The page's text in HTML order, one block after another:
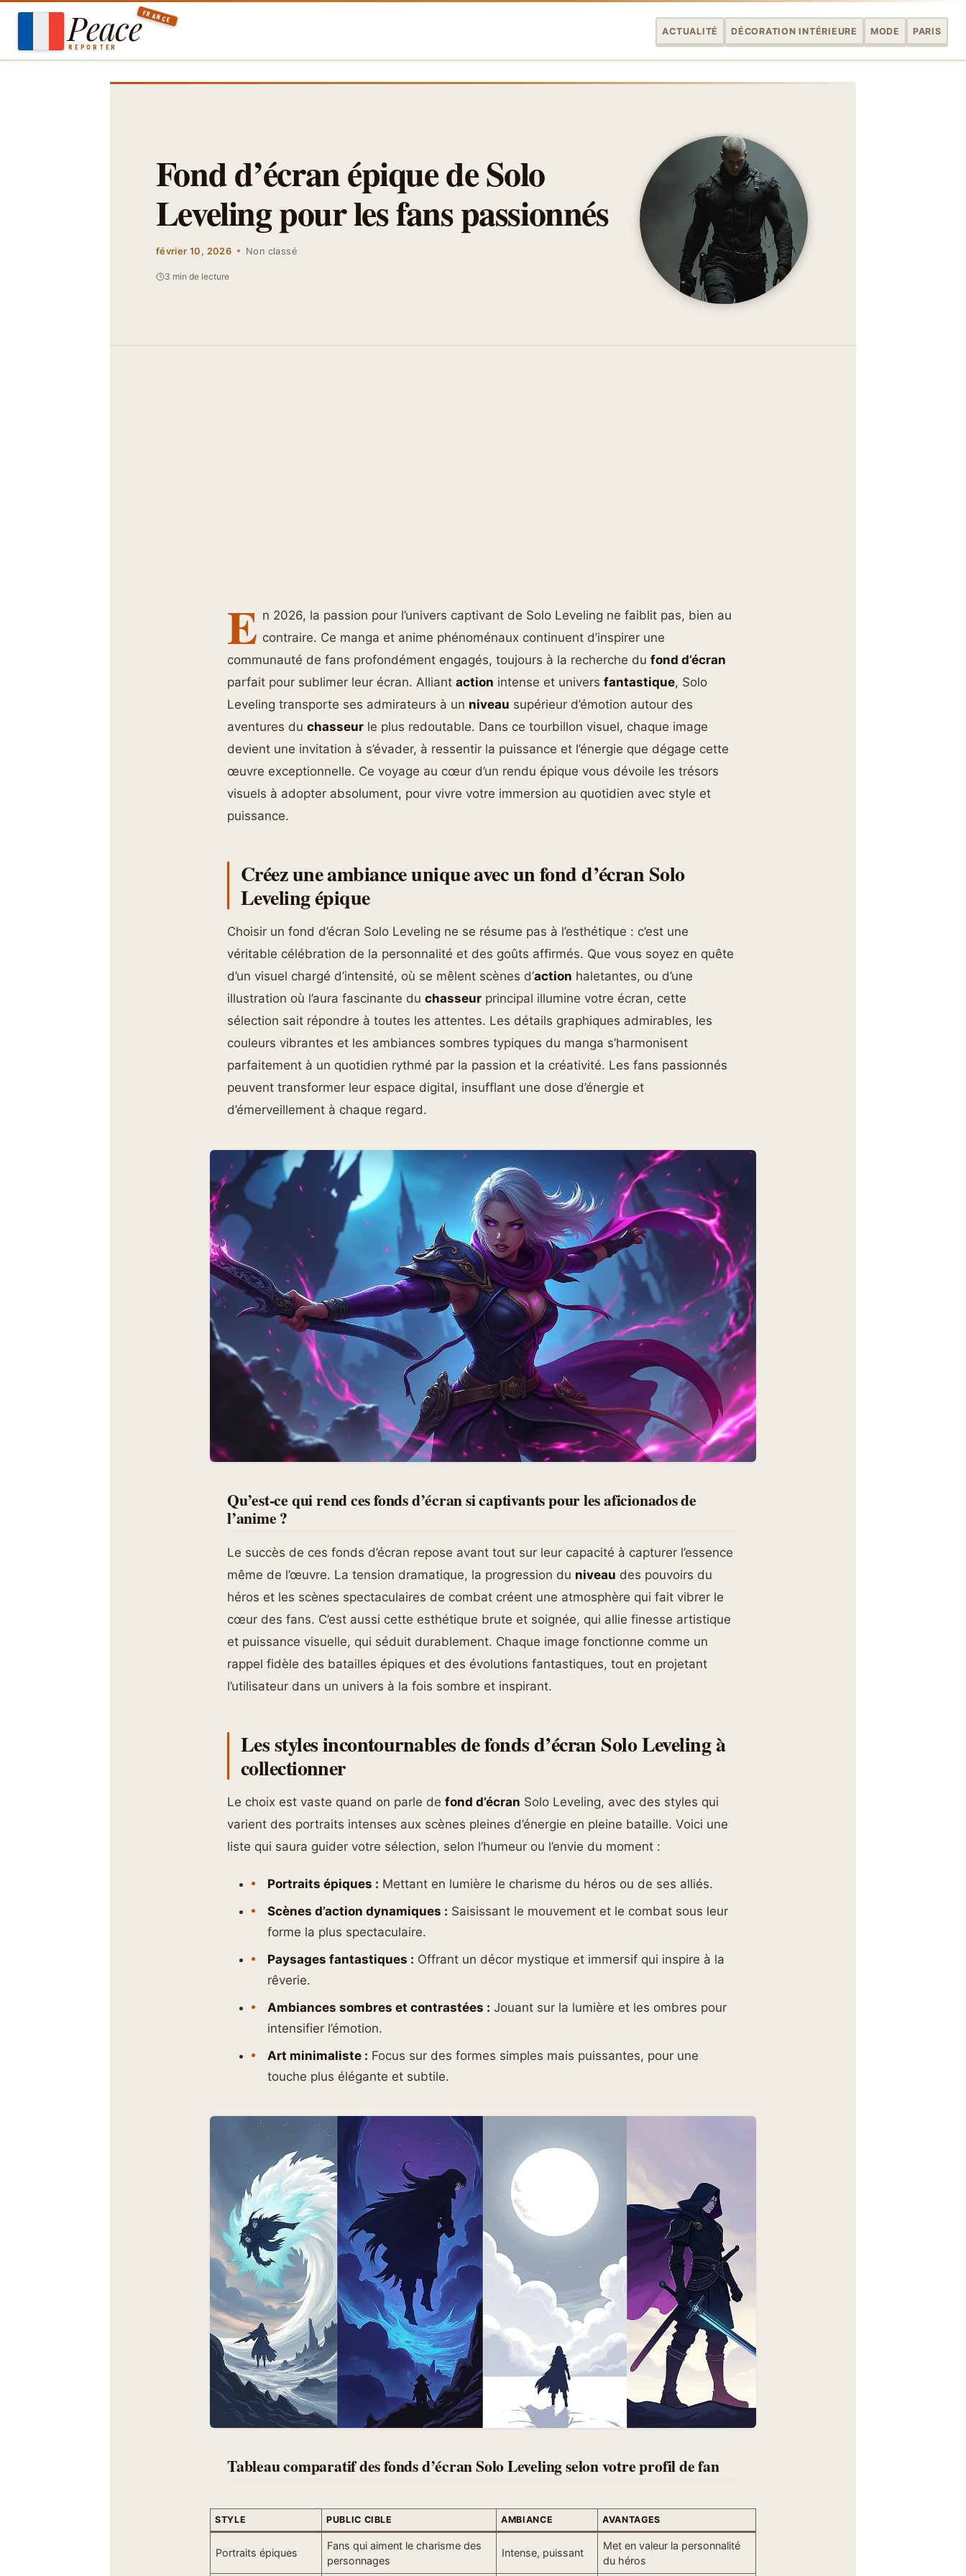
Aller
contenu
Peace
REPORTER
FRANCE
ACTUALITÉ DÉCORATION INTÉRIEURE MODE PARIS
Fond d’écran épique de Solo
Leveling pour les fans passionnés
février 10, 2026 Non classé
3 min de lecture
E n 2026, la passion pour l’univers captivant de Solo Leveling ne faiblit pas, bien au
contraire. Ce manga et anime phénoménaux continuent d’inspirer une
communauté de fans profondément engagés, toujours à la recherche du fond d’écran
parfait pour sublimer leur écran. Alliant action intense et univers fantastique, Solo
Leveling transporte ses admirateurs à un niveau supérieur d’émotion autour des
aventures du chasseur le plus redoutable. Dans ce tourbillon visuel, chaque image
devient une invitation à s’évader, à ressentir la puissance et l’énergie que dégage cette
œuvre exceptionnelle. Ce voyage au cœur d’un rendu épique vous dévoile les trésors
visuels à adopter absolument, pour vivre votre immersion au quotidien avec style et
puissance.
Créez une ambiance unique avec un fond d’écran Solo
Leveling épique
Choisir un fond d’écran Solo Leveling ne se résume pas à l’esthétique : c’est une
véritable célébration de la personnalité et des goûts affirmés. Que vous soyez en quête
d’un visuel chargé d’intensité, où se mêlent scènes d’action haletantes, ou d’une
illustration où l’aura fascinante du chasseur principal illumine votre écran, cette
sélection sait répondre à toutes les attentes. Les détails graphiques admirables, les
couleurs vibrantes et les ambiances sombres typiques du manga s’harmonisent
parfaitement à un quotidien rythmé par la passion et la créativité. Les fans passionnés
peuvent transformer leur espace digital, insufflant une dose d’énergie et
d’émerveillement à chaque regard.
Qu’est-ce qui rend ces fonds d’écran si captivants pour les aficionados de
l’anime ?
Le succès de ces fonds d’écran repose avant tout sur leur capacité à capturer l’essence
même de l’œuvre. La tension dramatique, la progression du niveau des pouvoirs du
héros et les scènes spectaculaires de combat créent une atmosphère qui fait vibrer le
cœur des fans. C’est aussi cette esthétique brute et soignée, qui allie finesse artistique
et puissance visuelle, qui séduit durablement. Chaque image fonctionne comme un
rappel fidèle des batailles épiques et des évolutions fantastiques, tout en projetant
l’utilisateur dans un univers à la fois sombre et inspirant.
Les styles incontournables de fonds d’écran Solo Leveling à
collectionner
Le choix est vaste quand on parle de fond d’écran Solo Leveling, avec des styles qui
varient des portraits intenses aux scènes pleines d’énergie en pleine bataille. Voici une
liste qui saura guider votre sélection, selon l’humeur ou l’envie du moment :
Portraits épiques : Mettant en lumière le charisme du héros ou de ses alliés.
Scènes d’action dynamiques : Saisissant le mouvement et le combat sous leur
forme la plus spectaculaire.
Paysages fantastiques : Offrant un décor mystique et immersif qui inspire à la
rêverie.
Ambiances sombres et contrastées : Jouant sur la lumière et les ombres pour
intensifier l’émotion.
Art minimaliste : Focus sur des formes simples mais puissantes, pour une
touche plus élégante et subtile.
Tableau comparatif des fonds d’écran Solo Leveling selon votre profil de fan
STYLE PUBLIC CIBLE AMBIANCE AVANTAGES
Portraits épiques
Fans qui aiment le charisme des
personnages
Intense, puissant
Met en valeur la personnalité
du héros